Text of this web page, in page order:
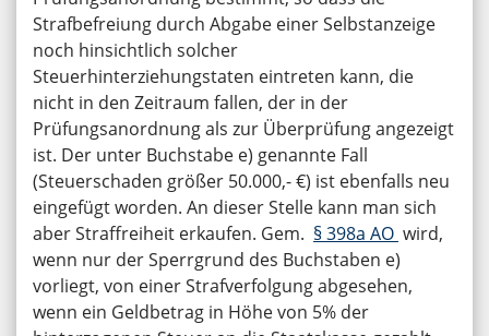
Strafbefreiung durch Abgabe einer Selbstanzeige
noch hinsichtlich solcher
Steuerhinterziehungstaten eintreten kann, die
nicht in den Zeitraum fallen, der in der
Prüfungsanordnung als zur Überprüfung angezeigt
ist. Der unter Buchstabe e) genannte Fall
(Steuerschaden größer 50.000,- €) ist ebenfalls neu
eingefügt worden. An dieser Stelle kann man sich
aber Straffreiheit erkaufen. Gem. § 398a AO wird,
wenn nur der Sperrgrund des Buchstaben e)
vorliegt, von einer Strafverfolgung abgesehen,
wenn ein Geldbetrag in Höhe von 5% der